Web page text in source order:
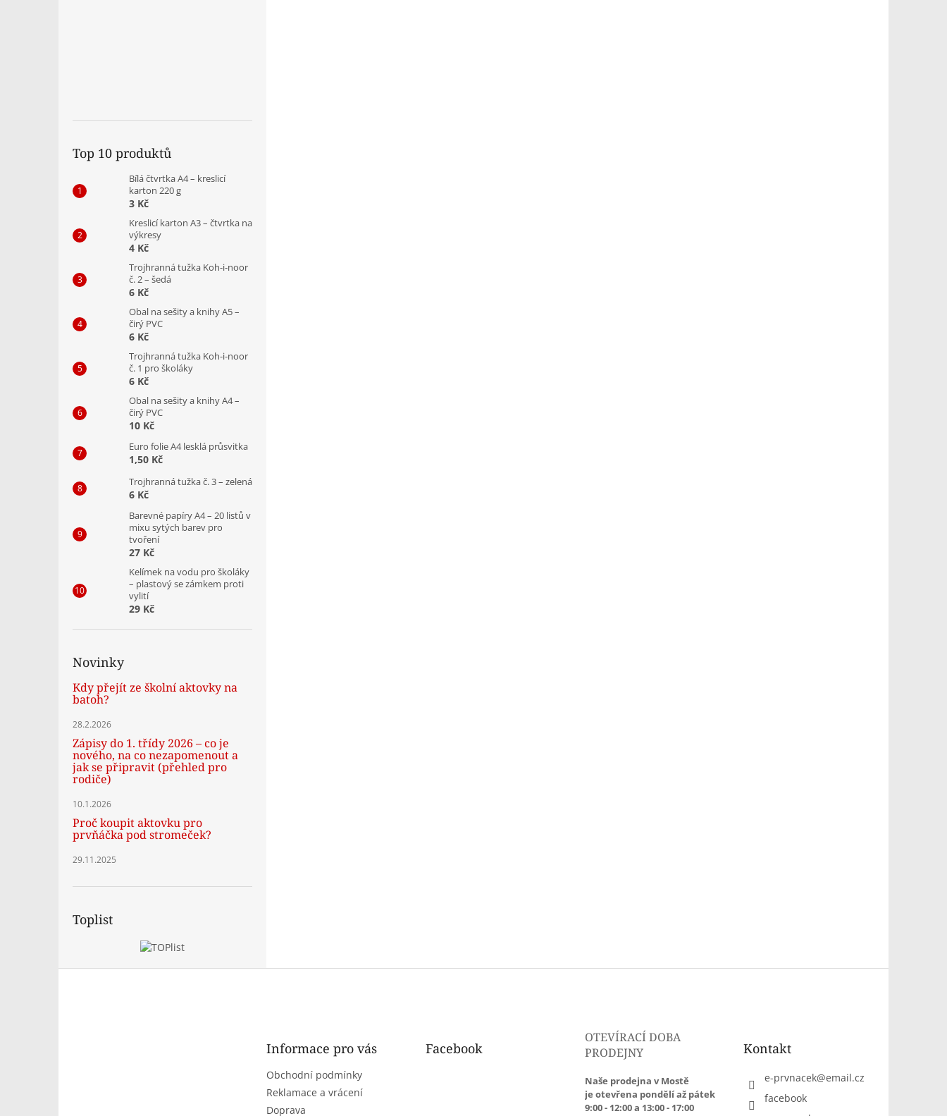
Top 10 produktů
Bílá čtvrtka A4 – kreslicí
karton 220 g
3 Kč
Kreslicí karton A3 – čtvrtka na
výkresy
4 Kč
Trojhranná tužka Koh-i-noor
č. 2 – šedá
6 Kč
Obal na sešity a knihy A5 –
čirý PVC
6 Kč
Trojhranná tužka Koh-i-noor
č. 1 pro školáky
6 Kč
Obal na sešity a knihy A4 –
čirý PVC
10 Kč
Euro folie A4 lesklá průsvitka
1,50 Kč
Trojhranná tužka č. 3 – zelená
6 Kč
Barevné papíry A4 – 20 listů v
mixu sytých barev pro
tvoření
27 Kč
Kelímek na vodu pro školáky
– plastový se zámkem proti
vylití
29 Kč
Novinky
Kdy přejít ze školní aktovky na
batoh?
28.2.2026
Zápisy do 1. třídy 2026 – co je
nového, na co nezapomenout a
jak se připravit (přehled pro
rodiče)
10.1.2026
Proč koupit aktovku pro
prvňáčka pod stromeček?
29.11.2025
Toplist
Informace pro vás
Obchodní podmínky
Reklamace a vrácení
Doprava
Facebook
OTEVÍRACÍ DOBA
PRODEJNY
Naše prodejna v Mostě
je otevřena pondělí až pátek
9:00 - 12:00 a 13:00 - 17:00
Kontakt
e-prvnacek@email.cz
facebook